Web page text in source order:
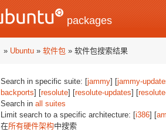
packages
» Ubuntu » 软件包 » 软件包搜索结果
Search in specific suite: [jammy] [jammy-
backports] [resolute] [resolute-updates] [
Search in all suites
Limit search to a specific architecture: [i386] [
在所有硬件架构中搜索